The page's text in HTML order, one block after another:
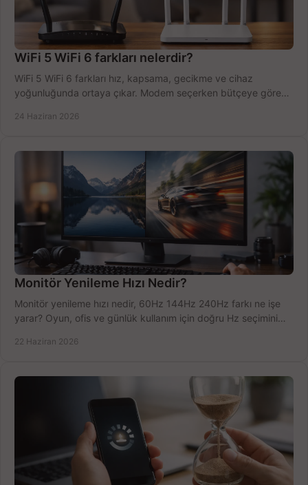
WiFi 5 WiFi 6 farkları nelerdir?
WiFi 5 WiFi 6 farkları hız, kapsama, gecikme ve cihaz
yoğunluğunda ortaya çıkar. Modem seçerken bütçeye göre
24 Haziran 2026
Monitör Yenileme Hızı Nedir?
Monitör yenileme hızı nedir, 60Hz 144Hz 240Hz farkı ne işe
yarar? Oyun, ofis ve günlük kullanım için doğru Hz seçimini
22 Haziran 2026